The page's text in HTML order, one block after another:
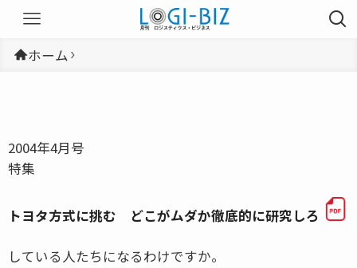
ホーム
2004年4月号
特集
トヨタ方式に挑む どこがムダか徹底的に研究しろ
している人たちになるわけですか。